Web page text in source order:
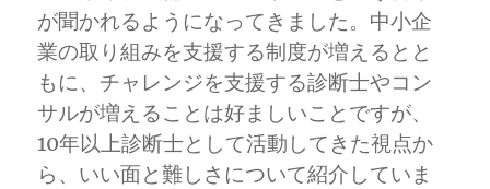
て
「専
門
性」
が聞かれるようになってきました。中小企
業の取り組みを支援する制度が増えるとと
もに、チャレンジを支援する診断士やコン
サルが増えることは好ましいことですが、
10年以上診断士として活動してきた視点か
ら、いい面と難しさについて紹介していま